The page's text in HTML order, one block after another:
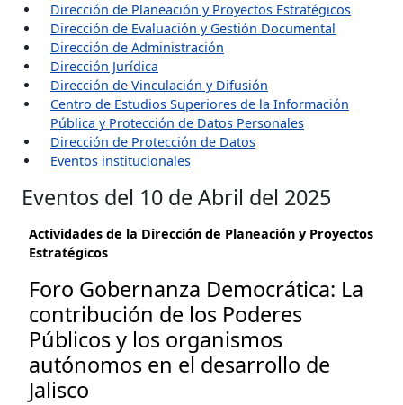
Dirección de Planeación y Proyectos Estratégicos
Dirección de Evaluación y Gestión Documental
Dirección de Administración
Dirección Jurídica
Dirección de Vinculación y Difusión
Centro de Estudios Superiores de la Información
Pública y Protección de Datos Personales
Dirección de Protección de Datos
Eventos institucionales
Eventos del 10 de Abril del 2025
Actividades de la Dirección de Planeación y Proyectos
Estratégicos
Foro Gobernanza Democrática: La
contribución de los Poderes
Públicos y los organismos
autónomos en el desarrollo de
Jalisco